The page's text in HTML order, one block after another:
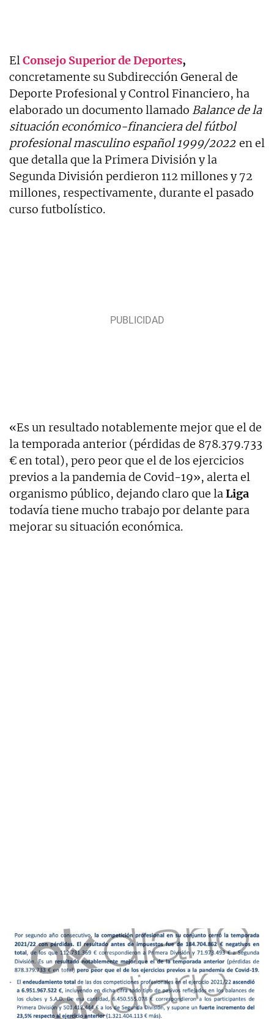
ElConsejo Superior de Deportes,
concretamente su Subdirección General de
Deporte Profesional y Control Financiero, ha
elaborado un documento llamado Balance de la
situación económico-financiera del fútbol
profesional masculino español 1999/2022 en el
que detalla que la Primera División y la
Segunda División perdieron 112 millones y 72
millones, respectivamente, durante el pasado
curso futbolístico.
«Es un resultado notablemente mejor que el de
la temporada anterior (pérdidas de 878.379.733
€ en total), pero peor que el de los ejercicios
previos a la pandemia de Covid-19», alerta el
organismo público, dejando claro que laLiga
todavía tiene mucho trabajo por delante para
mejorar su situación económica.